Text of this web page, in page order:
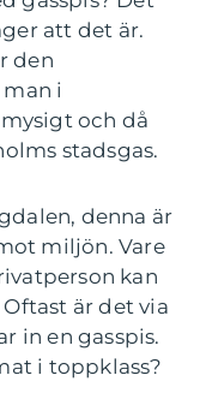
att det är.
den
i
och då
stadsgas.
denna är
miljön. Vare
kan
är det via
in en gasspis.
i toppklass?